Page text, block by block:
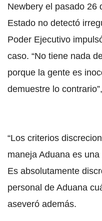
Newbery el pasado 26
Estado no detectó
Poder Ejecutivo
caso. “No tiene nada
porque la gente es
demuestre lo
“Los criterios
maneja Aduana es
Es absolutamente
personal de Aduana
aseveró además.